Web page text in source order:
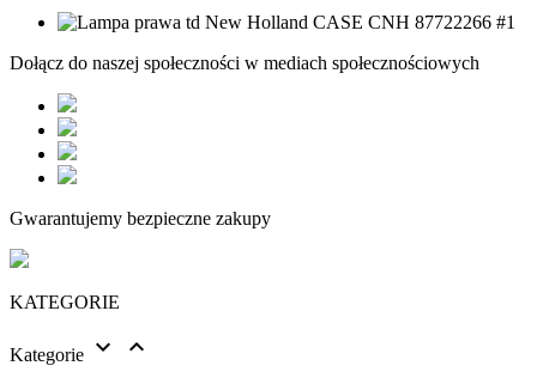
Dołącz do naszej społeczności w mediach społecznościowych
Gwarantujemy bezpieczne zakupy
KATEGORIE
Kategorie  